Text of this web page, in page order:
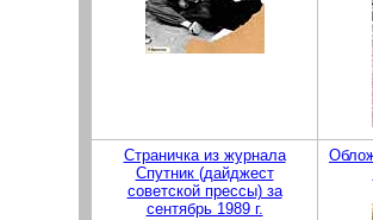
Страничка из журнала
Спутник (дайджест
советской прессы) за
сентябрь 1989 г.